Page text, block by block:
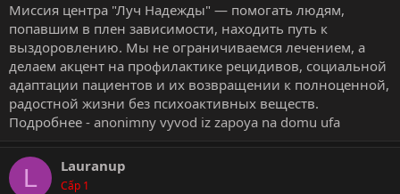
Миссия центра "Луч Надежды" — помогать людям,
попавшим в плен зависимости, находить путь к
выздоровлению. Мы не ограничиваемся лечением, а
делаем акцент на профилактике рецидивов, социальной
адаптации пациентов и их возвращении к полноценной,
радостной жизни без психоактивных веществ.
Подробнее - anonimny vyvod iz zapoya na domu ufa
L Lauranup
Cấp 1